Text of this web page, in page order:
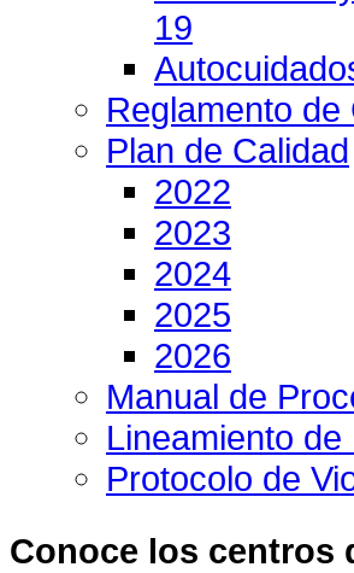
19
Reglamento
Plan de Calidad
2022
2023
2024
2025
2026
Manual de
Lineamiento
Protocolo de
Conoce los centros